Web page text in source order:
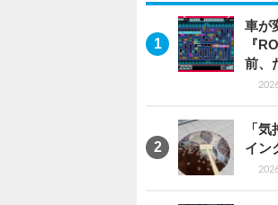
車が
『
前、
「
イン